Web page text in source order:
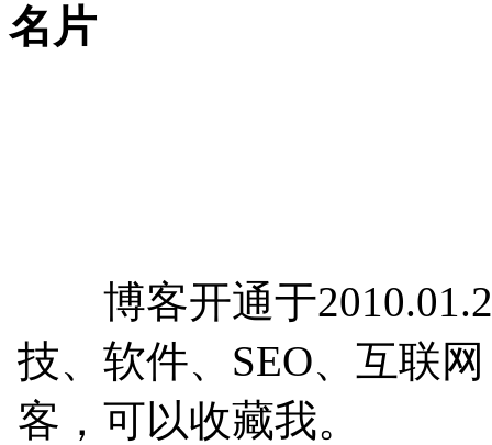
名片
博客开通于
技、软件、SEO、互联
客，可以收藏我。